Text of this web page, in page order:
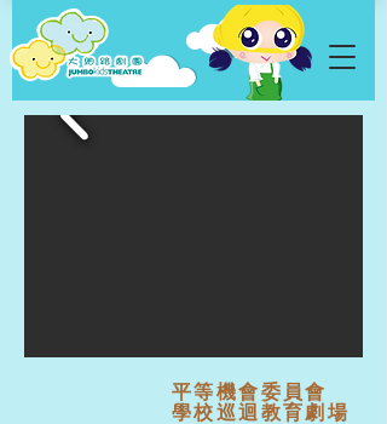
平等機會委員會
學校巡迴教育劇場